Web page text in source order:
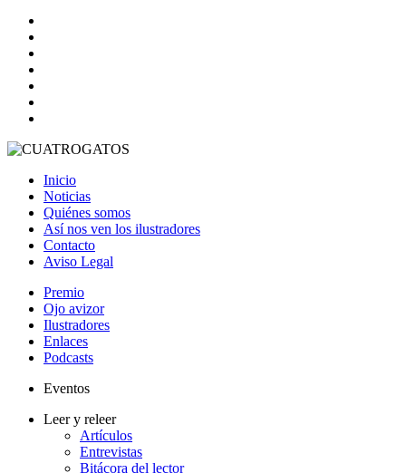
Inicio
Noticias
Quiénes somos
Así nos ven los ilustradores
Contacto
Aviso Legal
Premio
Ojo avizor
Ilustradores
Enlaces
Podcasts
Eventos
Leer y releer
Artículos
Entrevistas
Bitácora del lector